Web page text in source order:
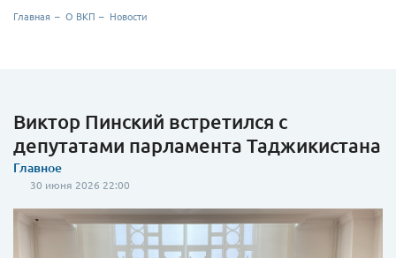
Главная О ВКП Новости
Виктор Пинский встретился с
депутатами парламента Таджикистана
Главное
30 июня 2026 22:00